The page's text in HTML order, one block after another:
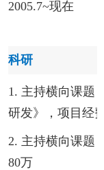
2005.7~现
科研
1. 主持横向课题
研发》，项目经
2. 主持横向课题
80万